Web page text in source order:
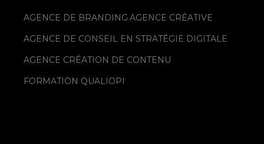
AGENCE DE BRANDING AGENCE CRÉATIVE
AGENCE DE CONSEIL EN STRATÉGIE DIGITALE
AGENCE CRÉATION DE CONTENU
FORMATION QUALIOPI